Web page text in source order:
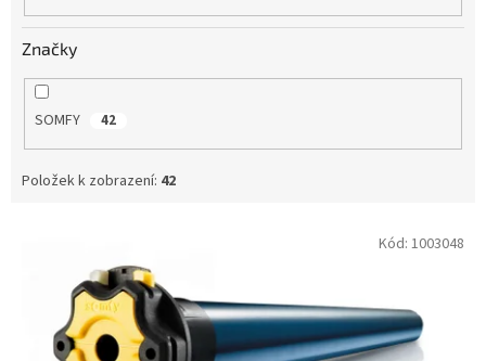
Značky
SOMFY 42
Položek k zobrazení: 42
Kód: 1003048